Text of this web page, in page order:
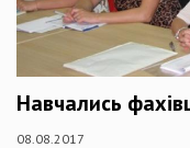
Навчались
08.08.2017